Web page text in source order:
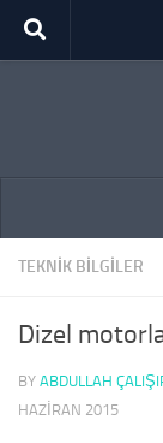
Skip to content
TEKNIK BILGILER
Dizel
BY ABDULLAH
HAZIRAN 2015